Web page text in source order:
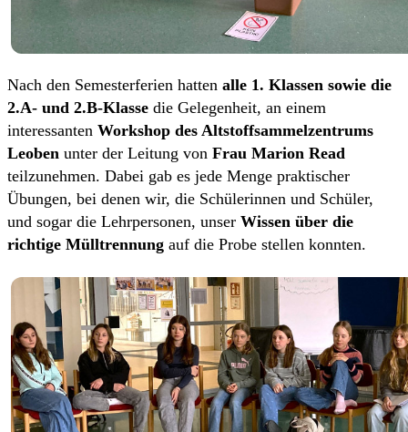
Nach den Semesterferien hatten alle 1. Klassen sowie die
2.A- und 2.B-Klasse die Gelegenheit, an einem
interessanten Workshop des Altstoffsammelzentrums
Leoben unter der Leitung von Frau Marion Read
teilzunehmen. Dabei gab es jede Menge praktischer
Übungen, bei denen wir, die Schülerinnen und Schüler,
und sogar die Lehrpersonen, unser Wissen über die
richtige Mülltrennung auf die Probe stellen konnten.